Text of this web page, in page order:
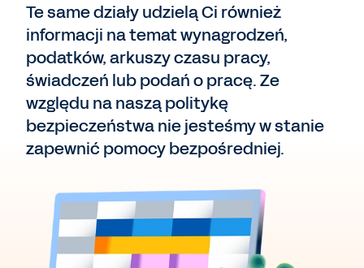
Te same działy udzielą Ci również
informacji na temat wynagrodzeń,
podatków, arkuszy czasu pracy,
świadczeń lub podań o pracę. Ze
względu na naszą politykę
bezpieczeństwa nie jesteśmy w stanie
zapewnić pomocy bezpośredniej.